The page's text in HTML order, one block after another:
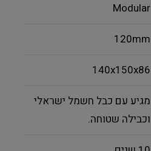
Modular
120mm
140x150x86
מגיע עם כבל חשמל ישראלי
וכבילה שטוחה.